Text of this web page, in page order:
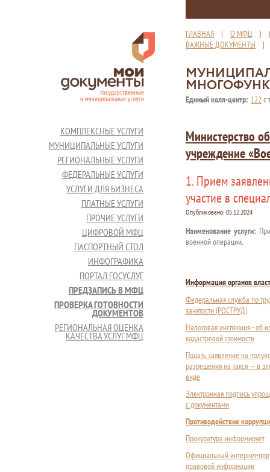
ГЛАВНАЯ | О МФЦ |
ВАЖНЫЕ ДОКУМЕНТЫ
Единый колл-центр: 122с
КОМПЛЕКСНЫЕ УСЛУГИ
МУНИЦИПАЛЬНЫЕ УСЛУГИ
РЕГИОНАЛЬНЫЕ УСЛУГИ
ФЕДЕРАЛЬНЫЕ УСЛУГИ
УСЛУГИ ДЛЯ БИЗНЕСА
ПЛАТНЫЕ УСЛУГИ
ПРОЧИЕ УСЛУГИ
ЦИФРОВОЙ МФЦ
ПАСПОРТНЫЙ СТОЛ
ИНФОГРАФИКА
ПОРТАЛ ГОСУСЛУГ
ПРЕДЗАПИСЬ В МФЦ
ПРОВЕРКА ГОТОВНОСТИ
ДОКУМЕНТОВ
РЕГИОНАЛЬНАЯ ОЦЕНКА
КАЧЕСТВА УСЛУГ МФЦ
Министерство
учреждение
1. Прием
участие в
Опубликовано: 05.12.2024
Наименование услуги:
военной операции.
Информация органов
Федеральная служба по
занятости (РОСТРУД)
Налоговая инспекция - об
кадастровой стоимости
Подать заявление на
разрешения на такси — в
виде
Электронная подпись
с документами
Противодействие
Прокуратура информирует
Официальный интернет-
правовой информации